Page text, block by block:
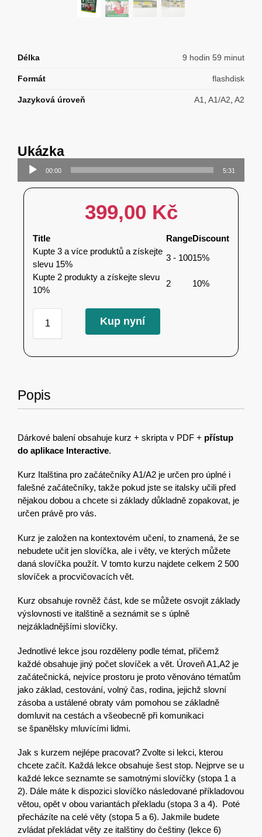
Délka 9 hodin 59 minut
Formát flashdisk
Jazyková úroveň A1, A1/A2, A2
Ukázka
Audio
přehrávač
00:00 5:31
399,00 Kč
Title RangeDiscount
Kupte 3 a více produktů a získejte
slevu 15%
3 - 10015%
Kupte 2 produkty a získejte slevu
10%
2 10%
Kup nyní
Popis
Dárkové balení obsahuje kurz + skripta v PDF + přístup
do aplikace Interactive.
Kurz Italština pro začátečníky A1/A2 je určen pro úplné i
falešné začátečníky, takže pokud jste se italsky učili před
nějakou dobou a chcete si základy důkladně zopakovat, je
určen právě pro vás.
Kurz je založen na kontextovém učení, to znamená, že se
nebudete učit jen slovíčka, ale i věty, ve kterých můžete
daná slovíčka použít. V tomto kurzu najdete celkem 2 500
slovíček a procvičovacích vět.
Kurz obsahuje rovněž část, kde se můžete osvojit základy
výslovnosti ve italštině a seznámit se s úplně
nejzákladnějšími slovíčky.
Jednotlivé lekce jsou rozděleny podle témat, přičemž
každé obsahuje jiný počet slovíček a vět. Úroveň A1,A2 je
začátečnická, nejvíce prostoru je proto věnováno tématům
jako základ, cestování, volný čas, rodina, jejichž slovní
zásoba a ustálené obraty vám pomohou se základně
domluvit na cestách a všeobecně při komunikaci
se španělsky mluvícími lidmi.
Jak s kurzem nejlépe pracovat? Zvolte si lekci, kterou
chcete začít. Každá lekce obsahuje šest stop. Nejprve se u
každé lekce seznamte se samotnými slovíčky (stopa 1 a
2). Dále máte k dispozici slovíčko následované příkladovou
větou, opět v obou variantách překladu (stopa 3 a 4). Poté
přecházíte na celé věty (stopa 5 a 6). Jakmile budete
zvládat překládat věty ze italštiny do češtiny (lekce 6)